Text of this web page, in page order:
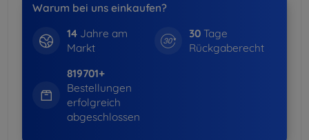
Warum bei uns einkaufen?
14Jahre am
Markt
30 Tage
Rückgaberecht
819701+
Bestellungen
erfolgreich
abgeschlossen